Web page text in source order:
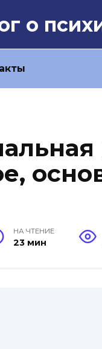
о
НА ЧТЕНИЕ
23 мин